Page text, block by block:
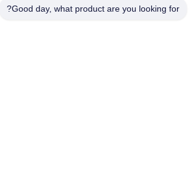
Good day, what product are you looking for?